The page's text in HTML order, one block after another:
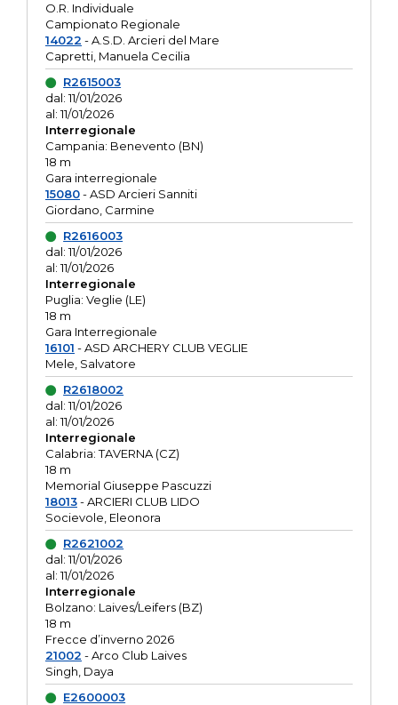
O.R. Individuale
Campionato Regionale
14022 - A.S.D. Arcieri del Mare
Capretti, Manuela Cecilia
R2615003
dal: 11/01/2026
al: 11/01/2026
Interregionale
Campania: Benevento (BN)
18 m
Gara interregionale
15080- ASD Arcieri Sanniti
Giordano, Carmine
R2616003
dal: 11/01/2026
al: 11/01/2026
Interregionale
Puglia: Veglie (LE)
18 m
Gara Interregionale
16101 - ASD ARCHERY CLUB VEGLIE
Mele, Salvatore
R2618002
dal: 11/01/2026
al: 11/01/2026
Interregionale
Calabria: TAVERNA (CZ)
18 m
Memorial Giuseppe Pascuzzi
18013- ARCIERI CLUB LIDO
Socievole, Eleonora
R2621002
dal: 11/01/2026
al: 11/01/2026
Interregionale
Bolzano: Laives/Leifers (BZ)
18 m
Frecce d’inverno 2026
21002 - Arco Club Laives
Singh, Daya
E2600003